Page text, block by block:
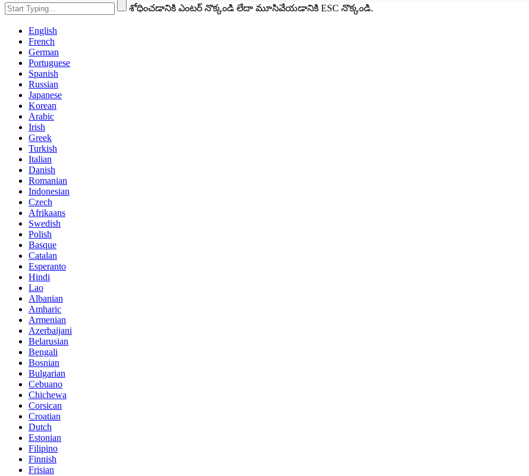
శోధించడానికి ఎంటర్ నొక్కండి లేదా మూసివేయడానికి ESC నొక్కండి.
English
French
German
Portuguese
Spanish
Russian
Japanese
Korean
Arabic
Irish
Greek
Turkish
Italian
Danish
Romanian
Indonesian
Czech
Afrikaans
Swedish
Polish
Basque
Catalan
Esperanto
Hindi
Lao
Albanian
Amharic
Armenian
Azerbaijani
Belarusian
Bengali
Bosnian
Bulgarian
Cebuano
Chichewa
Corsican
Croatian
Dutch
Estonian
Filipino
Finnish
Frisian